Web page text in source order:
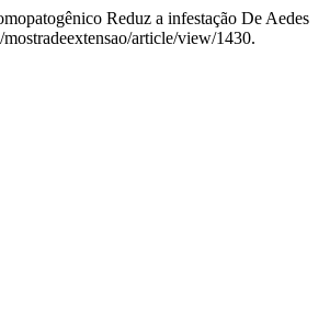
Reduz a infestação De Aedes
article/view/1430.